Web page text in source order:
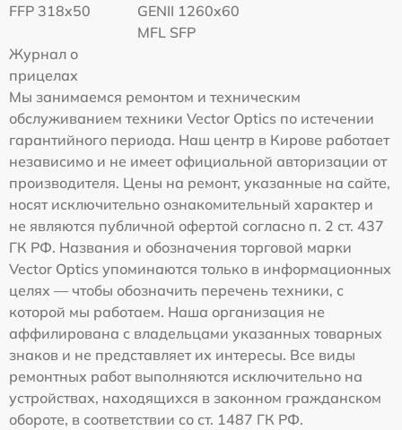
FFP 318x50
GENII 1260x60
MFL SFP
Журнал о
прицелах
Мы занимаемся ремонтом и техническим
обслуживанием техники Vector Optics по истечении
гарантийного периода. Наш центр в Кирове работает
независимо и не имеет официальной авторизации от
производителя. Цены на ремонт, указанные на сайте,
носят исключительно ознакомительный характер и
не являются публичной офертой согласно п. 2 ст. 437
ГК РФ. Названия и обозначения торговой марки
Vector Optics упоминаются только в информационных
целях — чтобы обозначить перечень техники, с
которой мы работаем. Наша организация не
аффилирована с владельцами указанных товарных
знаков и не представляет их интересы. Все виды
ремонтных работ выполняются исключительно на
устройствах, находящихся в законном гражданском
обороте, в соответствии со ст. 1487 ГК РФ.